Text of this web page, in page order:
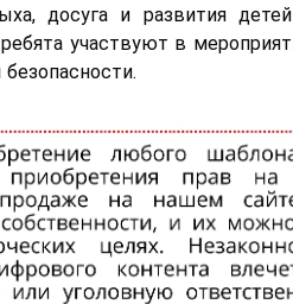
досуга и развития
участвуют в